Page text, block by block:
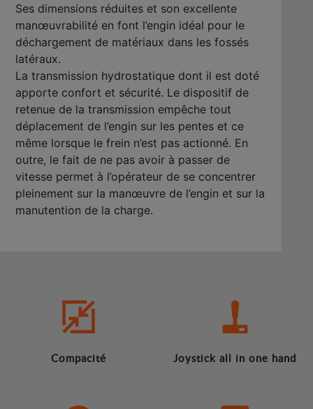
Ses dimensions réduites et son excellente
manœuvrabilité en font l’engin idéal pour le
déchargement de matériaux dans les fossés
latéraux.
La transmission hydrostatique dont il est doté
apporte confort et sécurité. Le dispositif de
retenue de la transmission empêche tout
déplacement de l’engin sur les pentes et ce
même lorsque le frein n’est pas actionné. En
outre, le fait de ne pas avoir à passer de
vitesse permet à l’opérateur de se concentrer
pleinement sur la manœuvre de l’engin et sur la
manutention de la charge.
Compacité Joystick all in one hand